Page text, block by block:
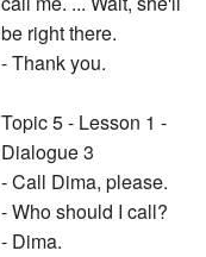
be right there.
- Thank you.
Topic 5 - Lesson 1 -
Dialogue 3
- Call Dima, please.
- Who should I call?
- Dima.